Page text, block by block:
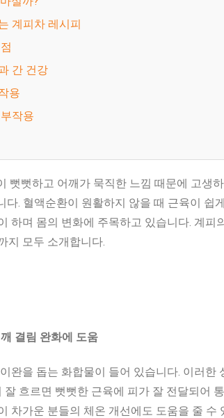
는 계피차 레시피
과 간 건강
용
부작용
뻣뻣하고 어깨가 묵직한 느낌 때문에 고생
다. 혈액순환이 원활하지 않을 때 근육이 쉽
하며 몸의 변화에 주목하고 있습니다. 계피
지 모두 소개합니다.
결림 완화에 도움
완을 돕는 화합물이 들어 있습니다. 이러한
흐르면 뻣뻣한 근육에 피가 잘 전달되어
차가운 분들의 체온 개선에도 도움을 줄 수